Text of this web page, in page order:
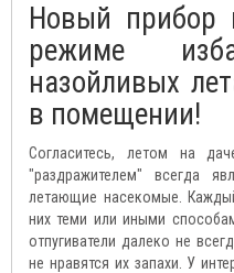
Новый прибор
режиме
назойливых
в помещении!
Согласитесь, летом на
"раздражителем" всегда
летающие насекомые.
них теми или иными
отпугиватели далеко не
не нравятся их запахи. У